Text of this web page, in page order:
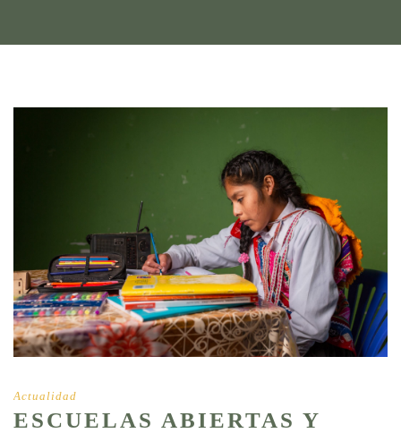
Actualidad
ESCUELAS ABIERTAS Y